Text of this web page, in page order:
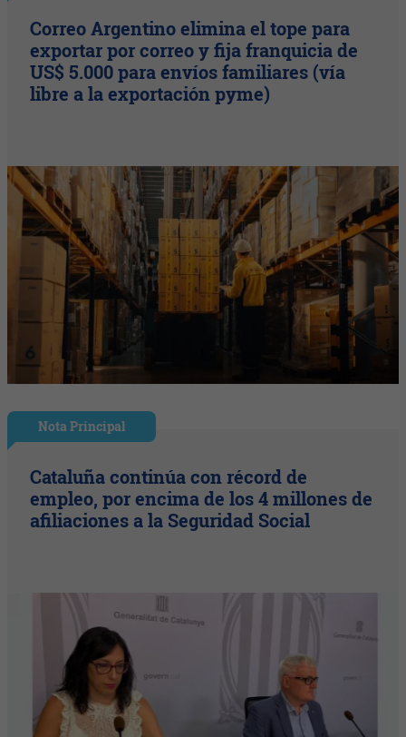
Correo Argentino elimina el tope para
exportar por correo y fija franquicia de
US$ 5.000 para envíos familiares (vía
libre a la exportación pyme)
Nota Principal
Cataluña continúa con récord de
empleo, por encima de los 4 millones de
afiliaciones a la Seguridad Social